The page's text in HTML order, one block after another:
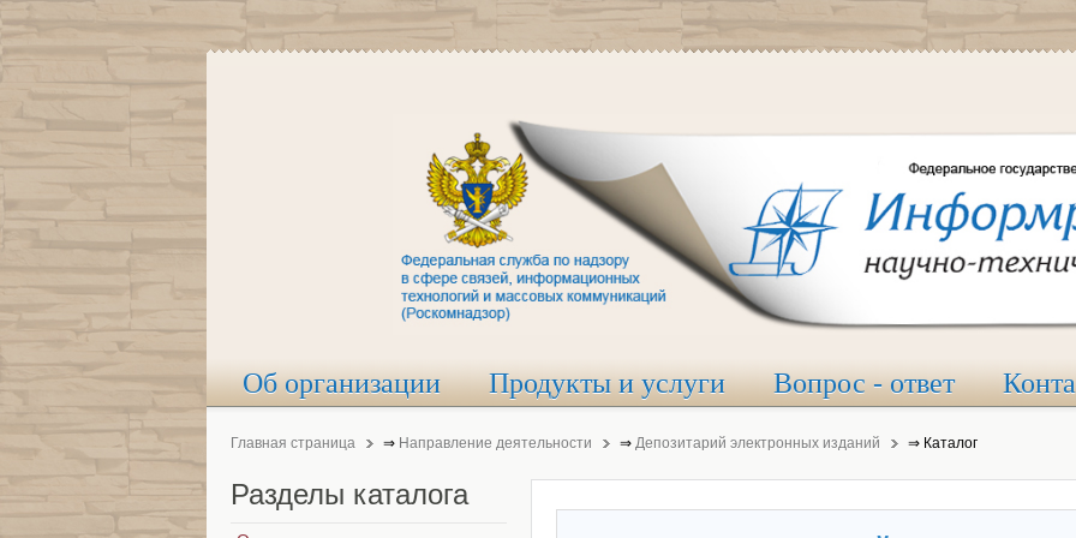
Об организации Продукты и услуги Вопрос - ответ
Главная страница ⇒ Направление деятельности ⇒ Депозитарий электронных изданий ⇒ Каталог
Разделы каталога